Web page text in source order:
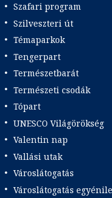
Szafari program
Szilveszteri út
Témaparkok
Tengerpart
Természetbarát
Természeti csodák
Tópart
UNESCO Világörökség
Valentin nap
Vallási utak
Városlátogatás
Városlátogatás